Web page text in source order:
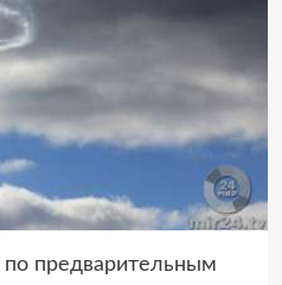
предварительным